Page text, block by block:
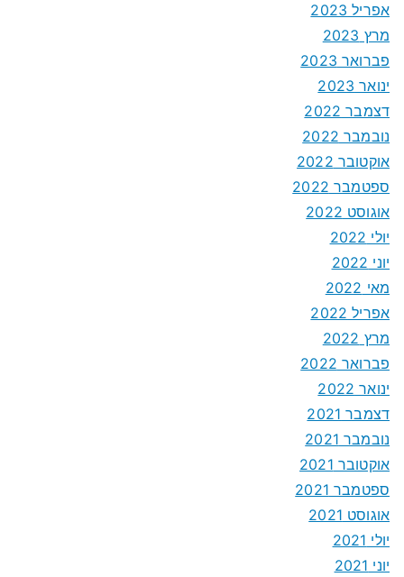
אפריל 2023
מרץ 2023
פברואר 2023
ינואר 2023
דצמבר 2022
נובמבר 2022
אוקטובר 2022
ספטמבר 2022
אוגוסט 2022
יולי 2022
יוני 2022
מאי 2022
אפריל 2022
מרץ 2022
פברואר 2022
ינואר 2022
דצמבר 2021
נובמבר 2021
אוקטובר 2021
ספטמבר 2021
אוגוסט 2021
יולי 2021
יוני 2021